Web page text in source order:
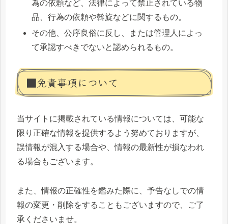
為の依頼など、法律によって禁止されている物
品、行為の依頼や斡旋などに関するもの。
その他、公序良俗に反し、または管理人によっ
て承認すべきでないと認められるもの。
■免責事項について
当サイトに掲載されている情報については、可能な
限り正確な情報を提供するよう努めておりますが、
誤情報が混入する場合や、情報の最新性が損なわれ
る場合もございます。
また、情報の正確性を鑑みた際に、予告なしでの情
報の変更・削除をすることもございますので、ご了
承くださいませ。